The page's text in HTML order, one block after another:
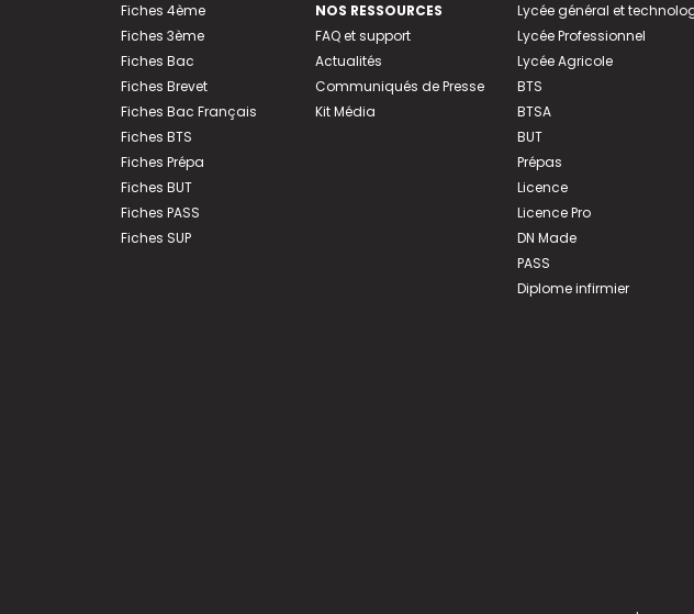
Fiches 4ème
Fiches 3ème
Fiches Bac
Fiches Brevet
Fiches Bac Français
Fiches BTS
Fiches Prépa
Fiches BUT
Fiches PASS
Fiches SUP
NOS RESSOURCES
FAQ et support
Actualités
Communiqués de Presse
Kit Média
Lycée général et
Lycée Professionnel
Lycée Agricole
BTS
BTSA
BUT
Prépas
Licence
Licence Pro
DN Made
PASS
Diplome infirmier